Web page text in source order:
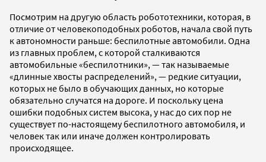
Посмотрим на другую область робототехники, которая, в
отличие от человекоподобных роботов, начала свой путь
к автономности раньше: беспилотные автомобили. Одна
из главных проблем, с которой сталкиваются
автомобильные «беспилотники», — так называемые
«длинные хвосты распределений», — редкие ситуации,
которых не было в обучающих данных, но которые
обязательно случатся на дороге. И поскольку цена
ошибки подобных систем высока, у нас до сих пор не
существует по-настоящему беспилотного автомобиля, и
человек так или иначе должен контролировать
происходящее.